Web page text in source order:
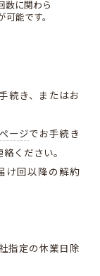
数に関わら
可能です。
続き、またはお
ージでお手続き
ください。
け回以降の解約
指定の休業日除